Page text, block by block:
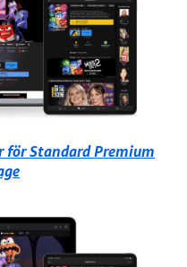
Standard Premium